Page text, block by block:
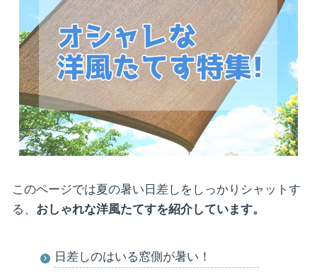
このページでは夏の暑い日差しをしっかりシャットす
る、 おしゃれな洋風たてすを紹介しています。
日差しのはいる窓側が暑い！